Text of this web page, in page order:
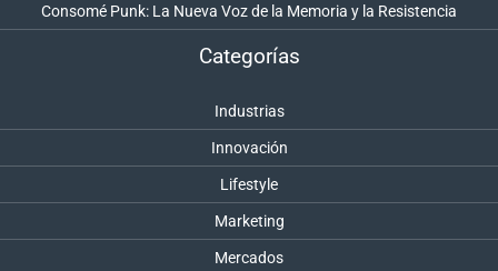
Consomé Punk: La Nueva Voz de la Memoria y la Resistencia
Categorías
Industrias
Innovación
Lifestyle
Marketing
Mercados